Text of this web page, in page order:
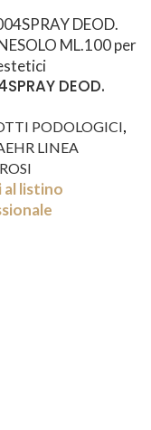
DEOD.
PODOLOGICI,
LINEA
al listino